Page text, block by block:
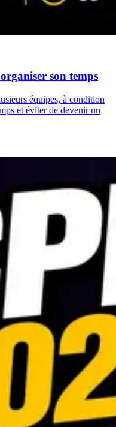
son temps
équipes, à condition
et éviter de devenir un